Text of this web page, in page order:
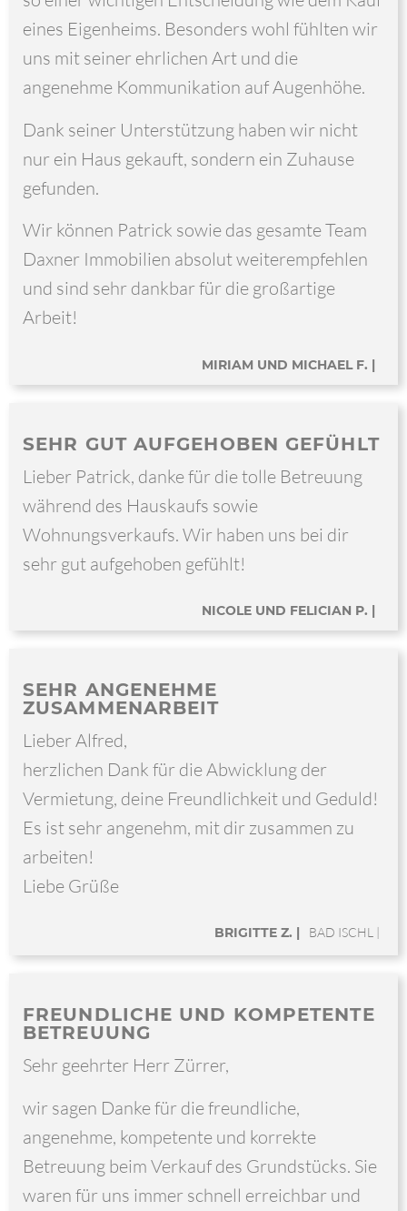
eines Eigenheims. Besonders wohl fühlten wir
uns mit seiner ehrlichen Art und die
angenehme Kommunikation auf Augenhöhe.
Dank seiner Unterstützung haben wir nicht
nur ein Haus gekauft, sondern ein Zuhause
gefunden.
Wir können Patrick sowie das gesamte Team
Daxner Immobilien absolut weiterempfehlen
und sind sehr dankbar für die großartige
Arbeit!
MIRIAM UND MICHAEL F. |
SEHR GUT AUFGEHOBEN GEFÜHLT
Lieber Patrick, danke für die tolle Betreuung
während des Hauskaufs sowie
Wohnungsverkaufs. Wir haben uns bei dir
sehr gut aufgehoben gefühlt!
NICOLE UND FELICIAN P. |
SEHR ANGENEHME
ZUSAMMENARBEIT
Lieber Alfred,
herzlichen Dank für die Abwicklung der
Vermietung, deine Freundlichkeit und Geduld!
Es ist sehr angenehm, mit dir zusammen zu
arbeiten!
Liebe Grüße
BRIGITTE Z. | BAD ISCHL |
FREUNDLICHE UND KOMPETENTE
BETREUUNG
Sehr geehrter Herr Zürrer,
wir sagen Danke für die freundliche,
angenehme, kompetente und korrekte
Betreuung beim Verkauf des Grundstücks. Sie
waren für uns immer schnell erreichbar und